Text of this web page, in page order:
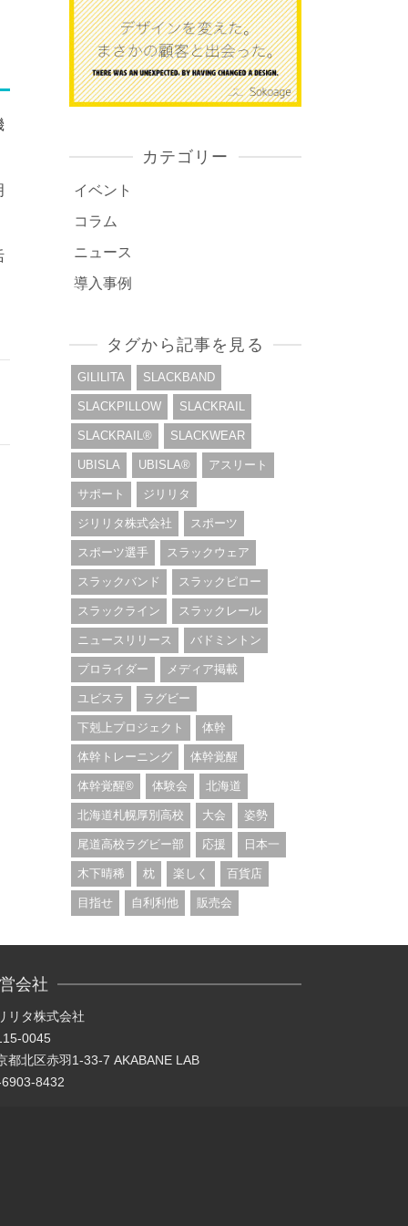
カテゴリー
イベント
コラム
ニュース
導入事例
タグから記事を見る
GILILITA SLACKBAND
SLACKPILLOW SLACKRAIL
SLACKRAIL®︎ SLACKWEAR
UBISLA UBISLA®︎ アスリート
サポート ジリリタ
ジリリタ株式会社 スポーツ
スポーツ選手 スラックウェア
スラックバンド スラックピロー
スラックライン スラックレール
ニュースリリース バドミントン
プロライダー メディア掲載
ユビスラ ラグビー
下剋上プロジェクト 体幹
体幹トレーニング 体幹覚醒
体幹覚醒®︎ 体験会 北海道
北海道札幌厚別高校 大会 姿勢
尾道高校ラグビー部 応援 日本一
木下晴稀 枕 楽しく 百貨店
目指せ 自利利他 販売会
会社
リタ株式会社
0045
都北区赤羽1-33-7 AKABANE LAB
8432